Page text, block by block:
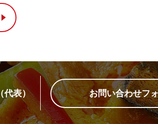
（代表） お問い合わせフ